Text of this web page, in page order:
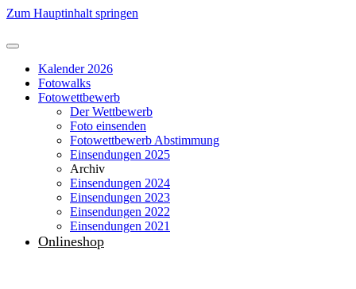
Zum Hauptinhalt springen
Kalender 2026
Fotowalks
Fotowettbewerb
Der Wettbewerb
Foto einsenden
Fotowettbewerb Abstimmung
Einsendungen 2025
Archiv
Einsendungen 2024
Einsendungen 2023
Einsendungen 2022
Einsendungen 2021
Onlineshop